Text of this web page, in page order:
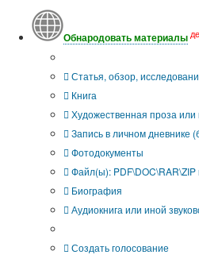
Обнародовать материалы
Статья, обзор,
Книга
Художественная проза или
Запись в личном дневнике
Фотодокументы
Файл(ы): PDF\DOC\RAR\ZIP
Биография
Аудиокнига или иной
Создать голосование